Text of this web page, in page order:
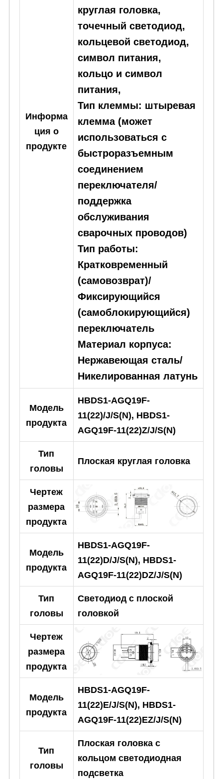
Информа
ция о
продукте
круглая головка,
точечный светодиод,
кольцевой светодиод,
символ питания,
кольцо и символ
питания,
Тип клеммы: штыревая
клемма (может
использоваться с
быстроразъемным
соединением
переключателя/
поддержка
обслуживания
сварочных проводов)
Тип работы:
Кратковременный
(самовозврат)/
Фиксирующийся
(самоблокирующийся)
переключатель
Материал корпуса:
Нержавеющая сталь/
Никелированная латунь
Модель
продукта
HBDS1-AGQ19F-
11(22)/J/S(N), HBDS1-
AGQ19F-11(22)Z/J/S(N)
Тип
головы
Плоская круглая головка
Чертеж
размера
продукта
Модель
продукта
HBDS1-AGQ19F-
11(22)D/J/S(N), HBDS1-
AGQ19F-11(22)DZ/J/S(N)
Тип
головы
Светодиод с плоской
головкой
Чертеж
размера
продукта
Модель
продукта
HBDS1-AGQ19F-
11(22)E/J/S(N), HBDS1-
AGQ19F-11(22)EZ/J/S(N)
Тип
головы
Плоская головка с
кольцом светодиодная
подсветка